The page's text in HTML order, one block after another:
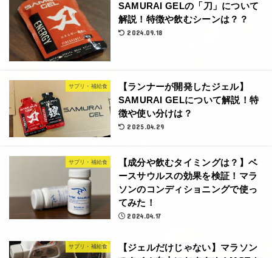
SAMURAI GELの「刀」について
解説！特徴や飲むシーンは？？
2024.09.18
サプリ・補給食
【ランナーが開発したジェル】
SAMURAI GELについて解説！特
徴や使い分けは？
2025.04.29
サプリ・補給食
【成分や飲むタイミングは？】ベ
ースサウルスの効果を検証！マラ
ソンのコンディショニングで使っ
てみた！
2024.04.17
サプリ・補給食
【ジェルだけじゃない】マラソン